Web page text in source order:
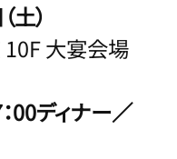
）
大宴会場
：00ディナー／